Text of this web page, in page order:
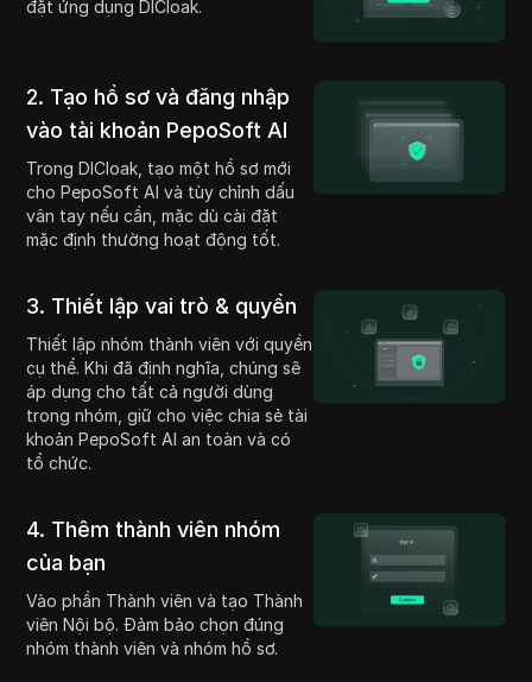
đặt ứng dụng DICloak.
2. Tạo hồ sơ và đăng nhập
vào tài khoản PepoSoft AI
Trong DICloak, tạo một hồ sơ mới
cho PepoSoft AI và tùy chỉnh dấu
vân tay nếu cần, mặc dù cài đặt
mặc định thường hoạt động tốt.
3. Thiết lập vai trò & quyền
Thiết lập nhóm thành viên với quyền
cụ thể. Khi đã định nghĩa, chúng sẽ
áp dụng cho tất cả người dùng
trong nhóm, giữ cho việc chia sẻ tài
khoản PepoSoft AI an toàn và có
tổ chức.
4. Thêm thành viên nhóm
của bạn
Vào phần Thành viên và tạo Thành
viên Nội bộ. Đảm bảo chọn đúng
nhóm thành viên và nhóm hồ sơ.